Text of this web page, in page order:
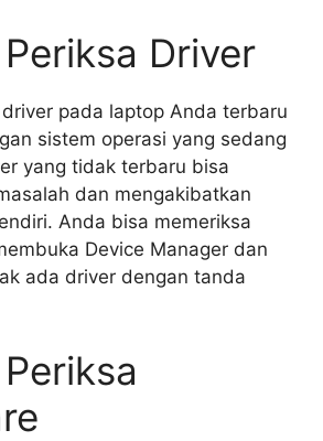
Driver
pada laptop Anda terbaru
sistem operasi yang sedang
yang tidak terbaru bisa
dan mengakibatkan
Anda bisa memeriksa
Device Manager dan
ada driver dengan tanda